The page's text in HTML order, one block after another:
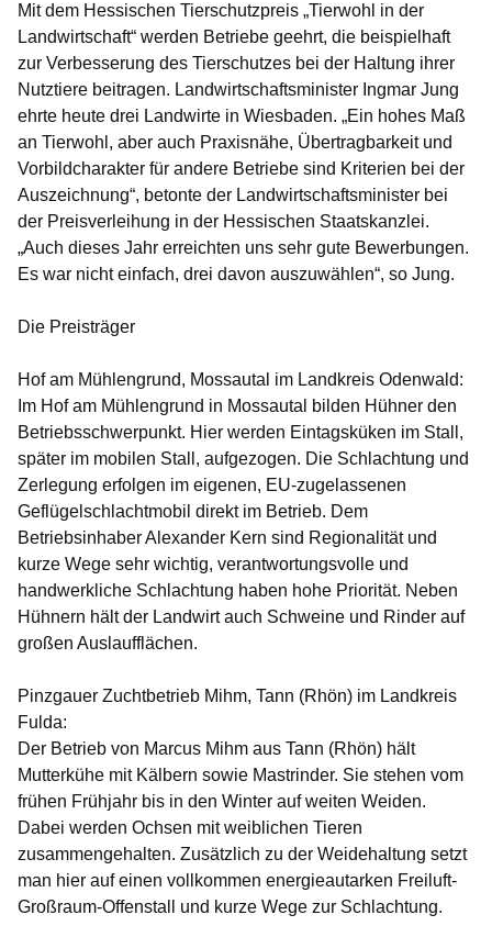
Mit dem Hessischen Tierschutzpreis „Tierwohl in der
Landwirtschaft“ werden Betriebe geehrt, die beispielhaft
zur Verbesserung des Tierschutzes bei der Haltung ihrer
Nutztiere beitragen. Landwirtschaftsminister Ingmar Jung
ehrte heute drei Landwirte in Wiesbaden. „Ein hohes Maß
an Tierwohl, aber auch Praxisnähe, Übertragbarkeit und
Vorbildcharakter für andere Betriebe sind Kriterien bei der
Auszeichnung“, betonte der Landwirtschaftsminister bei
der Preisverleihung in der Hessischen Staatskanzlei.
„Auch dieses Jahr erreichten uns sehr gute Bewerbungen.
Es war nicht einfach, drei davon auszuwählen“, so Jung.
Die Preisträger
Hof am Mühlengrund, Mossautal im Landkreis Odenwald:
Im Hof am Mühlengrund in Mossautal bilden Hühner den
Betriebsschwerpunkt. Hier werden Eintagsküken im Stall,
später im mobilen Stall, aufgezogen. Die Schlachtung und
Zerlegung erfolgen im eigenen, EU-zugelassenen
Geflügelschlachtmobil direkt im Betrieb. Dem
Betriebsinhaber Alexander Kern sind Regionalität und
kurze Wege sehr wichtig, verantwortungsvolle und
handwerkliche Schlachtung haben hohe Priorität. Neben
Hühnern hält der Landwirt auch Schweine und Rinder auf
großen Auslaufflächen.
Pinzgauer Zuchtbetrieb Mihm, Tann (Rhön) im Landkreis
Fulda:
Der Betrieb von Marcus Mihm aus Tann (Rhön) hält
Mutterkühe mit Kälbern sowie Mastrinder. Sie stehen vom
frühen Frühjahr bis in den Winter auf weiten Weiden.
Dabei werden Ochsen mit weiblichen Tieren
zusammengehalten. Zusätzlich zu der Weidehaltung setzt
man hier auf einen vollkommen energieautarken Freiluft-
Großraum-Offenstall und kurze Wege zur Schlachtung.